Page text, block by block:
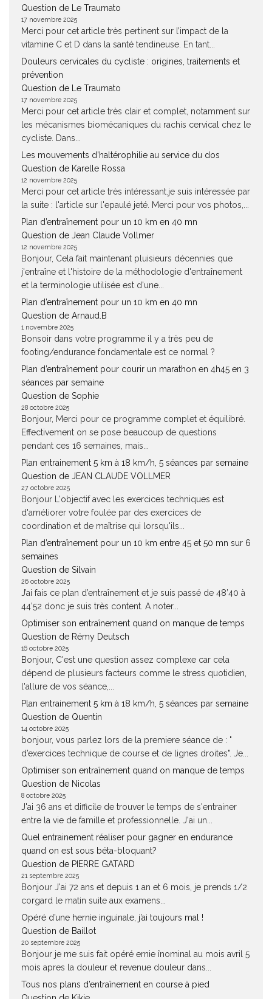
Question de Le Traumato
17 novembre 2025
Merci pour cet article très pertinent sur l’impact de la
vitamine C et D dans la santé tendineuse. En tant...
Douleurs cervicales du cycliste : origines, traitements et
prévention
Question de Le Traumato
17 novembre 2025
Merci pour cet article très clair et complet, notamment sur
les mécanismes biomécaniques du rachis cervical chez le
cycliste. Dans...
Les mouvements d’haltérophilie au service du dos
Question de Karelle Rossa
12 novembre 2025
Merci pour cet article très intéressant.je suis intéressée par
la suite : l'article sur l'epaulé jeté. Merci pour vos photos,...
Plan d’entraînement pour un 10 km en 40 mn
Question de Jean Claude Vollmer
12 novembre 2025
Bonjour, Cela fait maintenant pluisieurs décennies que
j'entraîne et l'histoire de la méthodologie d'entraînement
et la terminologie utilisée est d'une...
Plan d’entraînement pour un 10 km en 40 mn
Question de Arnaud.B
1 novembre 2025
Bonsoir dans votre programme il y a très peu de
footing/endurance fondamentale est ce normal ?
Plan d’entraînement pour courir un marathon en 4h45 en 3
séances par semaine
Question de Sophie
28 octobre 2025
Bonjour, Merci pour ce programme complet et équilibré.
Effectivement on se pose beaucoup de questions
pendant ces 16 semaines, mais...
Plan entrainement 5 km à 18 km/h, 5 séances par semaine
Question de JEAN CLAUDE VOLLMER
27 octobre 2025
Bonjour L'objectif avec les exercices techniques est
d'améliorer votre foulée par des exercices de
coordination et de maîtrise qui lorsqu'ils...
Plan d’entraînement pour un 10 km entre 45 et 50 mn sur 6
semaines
Question de Silvain
26 octobre 2025
J’ai fais ce plan d’entraînement et je suis passé de 48’40 à
44’52 donc je suis très content. A noter...
Optimiser son entraînement quand on manque de temps
Question de Rémy Deutsch
16 octobre 2025
Bonjour, C'est une question assez complexe car cela
dépend de plusieurs facteurs comme le stress quotidien,
l'allure de vos séance,...
Plan entrainement 5 km à 18 km/h, 5 séances par semaine
Question de Quentin
14 octobre 2025
bonjour, vous parlez lors de la premiere séance de : "
d’exercices technique de course et de lignes droites". Je...
Optimiser son entraînement quand on manque de temps
Question de Nicolas
8 octobre 2025
J'ai 36 ans et difficile de trouver le temps de s'entrainer
entre la vie de famille et professionnelle. J'ai un...
Quel entrainement réaliser pour gagner en endurance
quand on est sous béta-bloquant?
Question de PIERRE GATARD
21 septembre 2025
Bonjour J'ai 72 ans et depuis 1 an et 6 mois, je prends 1/2
corgard le matin suite aux examens...
Opéré d’une hernie inguinale, j’ai toujours mal !
Question de Baillot
20 septembre 2025
Bonjour je me suis fait opéré ernie înominal au mois avril 5
mois apres la douleur et revenue douleur dans...
Tous nos plans d’entraînement en course à pied